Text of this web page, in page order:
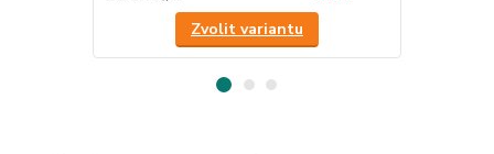
Zvolit variantu